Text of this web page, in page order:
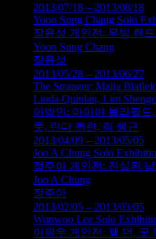
2013/07/18 – 2013/08/18
Yoon Sung Chang Solo
장윤성 개인전: 무빙 랜
Yoon Sung Chang
장윤성
2013/05/28 – 2013/06/27
The Stranger: Maija
Linda Quinlan, Lim
이방인: 마이야 블라필
롯, 린다 퀸란, 림 쉥근
2013/04/09 – 2013/05/05
Joo A Chung Solo
정주아 개인전: 진실된
Joo A Chung
정주아
2013/02/05 – 2013/03/05
Wonwoo Lee Solo
이원우 개인전: 웰 던, 굿